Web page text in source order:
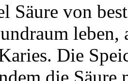
Säure von
leben,
. Die
die